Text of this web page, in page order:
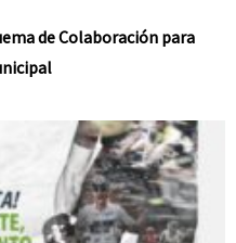
de Colaboración para